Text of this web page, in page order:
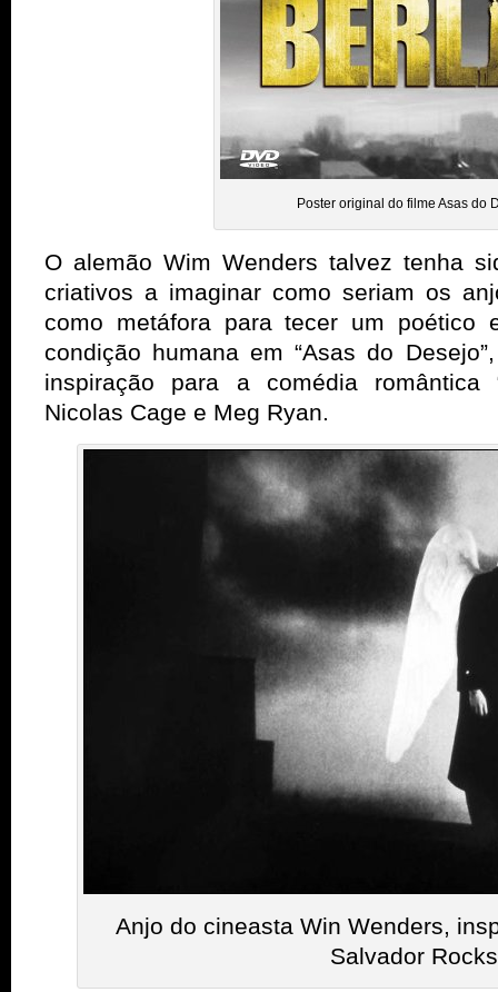
Poster original do filme Asas do
O alemão Wim Wenders talvez tenha
criativos a imaginar como seriam os
como metáfora para tecer um poético
condição humana em “Asas do
inspiração para a comédia romântica
Nicolas Cage e Meg Ryan.
Anjo do cineasta Win Wenders,
Salvador